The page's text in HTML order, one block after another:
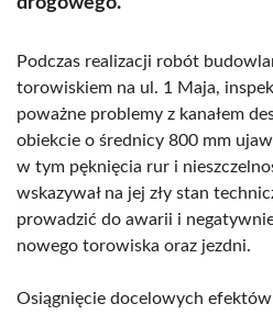
Podczas realizacji robót
torowiskiem na ul. 1 Maja,
poważne problemy z kanałem
obiekcie o średnicy 800 mm
w tym pęknięcia rur i
wskazywał na jej zły stan
prowadzić do awarii i
nowego torowiska oraz jezdni.
Osiągnięcie docelowych